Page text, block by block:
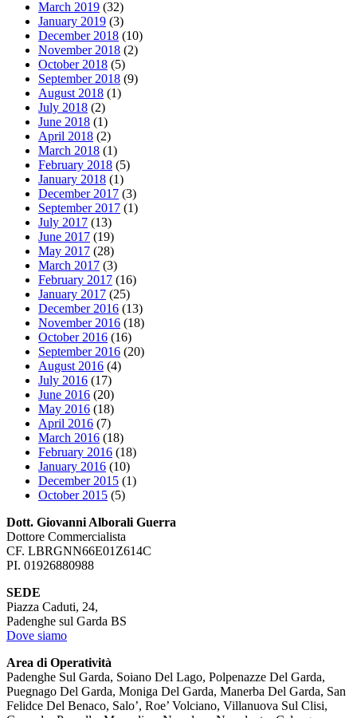
March 2019 (32)
January 2019 (3)
December 2018 (10)
November 2018 (2)
October 2018 (5)
September 2018 (9)
August 2018 (1)
July 2018 (2)
June 2018 (1)
April 2018 (2)
March 2018 (1)
February 2018 (5)
January 2018 (1)
December 2017 (3)
September 2017 (1)
July 2017 (13)
June 2017 (19)
May 2017 (28)
March 2017 (3)
February 2017 (16)
January 2017 (25)
December 2016 (13)
November 2016 (18)
October 2016 (16)
September 2016 (20)
August 2016 (4)
July 2016 (17)
June 2016 (20)
May 2016 (18)
April 2016 (7)
March 2016 (18)
February 2016 (18)
January 2016 (10)
December 2015 (1)
October 2015 (5)
Dott. Giovanni Alborali Guerra
Dottore Commercialista
CF. LBRGNN66E01Z614C
PI. 01926880988
SEDE
Piazza Caduti, 24,
Padenghe sul Garda BS
Dove siamo
Area di Operatività
Padenghe Sul Garda, Soiano Del Lago, Polpenazze Del Garda,
Puegnago Del Garda, Moniga Del Garda, Manerba Del Garda, San
Felidce Del Benaco, Salo’, Roe’ Volciano, Villanuova Sul Clisi,